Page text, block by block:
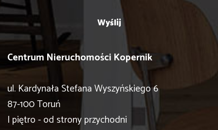
Centrum Nieruchomości Kopernik
ul. Kardynała Stefana Wyszyńskiego 6
87-100 Toruń
I piętro - od strony przychodni